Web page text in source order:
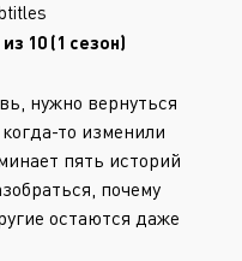
10 (1 сезон)
нужно вернуться
то изменили
пять историй
почему
остаются даже